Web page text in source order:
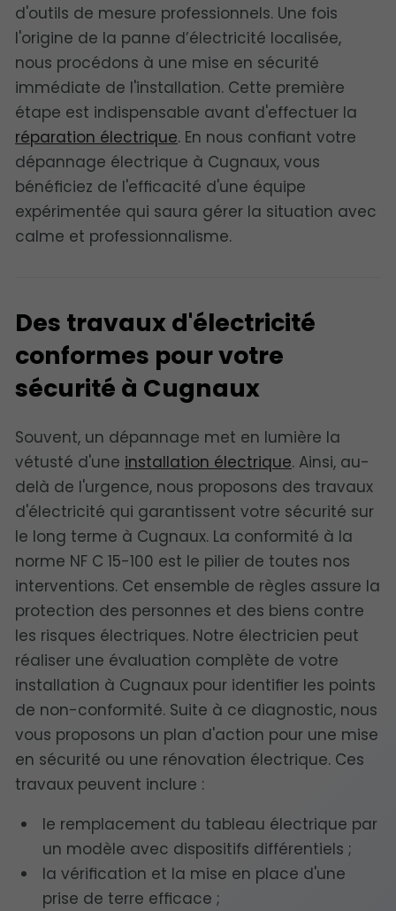
d'outils de mesure professionnels. Une fois
l'origine de la panne d’électricité localisée,
nous procédons à une mise en sécurité
immédiate de l'installation. Cette première
étape est indispensable avant d'effectuer la
réparation électrique. En nous confiant votre
dépannage électrique à Cugnaux, vous
bénéficiez de l'efficacité d'une équipe
expérimentée qui saura gérer la situation avec
calme et professionnalisme.
Des travaux d'électricité
conformes pour votre
sécurité à Cugnaux
Souvent, un dépannage met en lumière la
vétusté d'une installation électrique. Ainsi, au-
delà de l'urgence, nous proposons des travaux
d'électricité qui garantissent votre sécurité sur
le long terme à Cugnaux. La conformité à la
norme NF C 15-100 est le pilier de toutes nos
interventions. Cet ensemble de règles assure la
protection des personnes et des biens contre
les risques électriques. Notre électricien peut
réaliser une évaluation complète de votre
installation à Cugnaux pour identifier les points
de non-conformité. Suite à ce diagnostic, nous
vous proposons un plan d'action pour une mise
en sécurité ou une rénovation électrique. Ces
travaux peuvent inclure :
le remplacement du tableau électrique par
un modèle avec dispositifs différentiels ;
la vérification et la mise en place d'une
prise de terre efficace ;